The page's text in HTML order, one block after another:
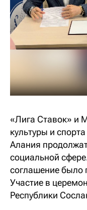
«Лига Ставок» и
культуры и
Алания
социальной
соглашение было
Участие в
Республики